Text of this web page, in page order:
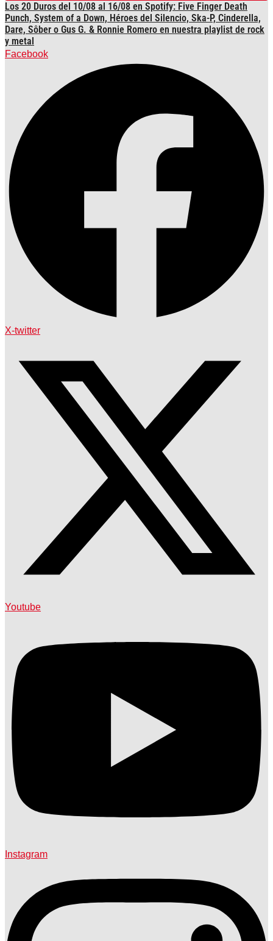
Los 20 Duros del 10/08 al 16/08 en Spotify: Five Finger Death
Punch, System of a Down, Héroes del Silencio, Ska-P, Cinderella,
Dare, Sôber o Gus G. & Ronnie Romero en nuestra playlist de rock
y metal
Facebook
X-twitter
Youtube
Instagram